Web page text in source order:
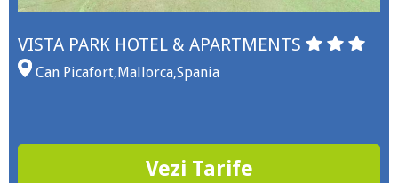
VISTA PARK HOTEL & APARTMENTS
Can Picafort, Mallorca,Spania
Vezi Tarife